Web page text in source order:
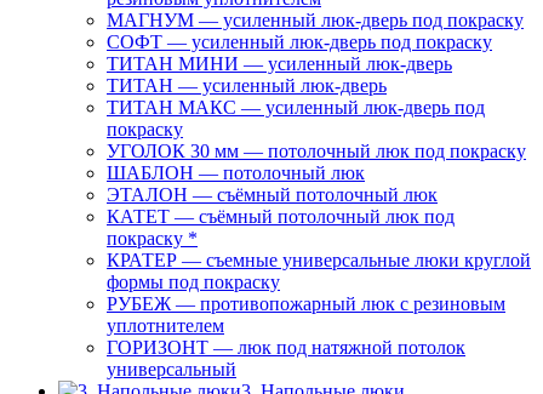
МАГНУМ — усиленный люк-дверь под покраску
СОФТ — усиленный люк-дверь под покраску
ТИТАН МИНИ — усиленный люк-дверь
ТИТАН — усиленный люк-дверь
ТИТАН МАКС — усиленный люк-дверь под
покраску
УГОЛОК 30 мм — потолочный люк под покраску
ШАБЛОН — потолочный люк
ЭТАЛОН — съёмный потолочный люк
КАТЕТ — съёмный потолочный люк под
покраску *
КРАТЕР — съемные универсальные люки круглой
формы под покраску
РУБЕЖ — противопожарный люк с резиновым
уплотнителем
ГОРИЗОНТ — люк под натяжной потолок
универсальный